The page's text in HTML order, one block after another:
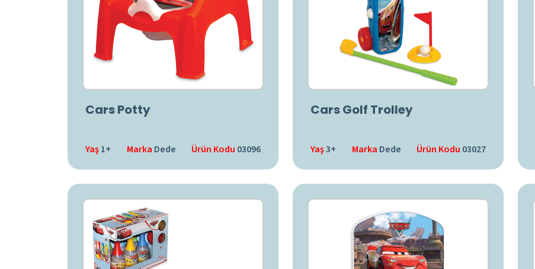
Cars Potty
Yaş1+ Marka Dede Ürün Kodu 03096
Cars Golf Trolley
Yaş3+ Marka Dede Ürün Kodu 03027